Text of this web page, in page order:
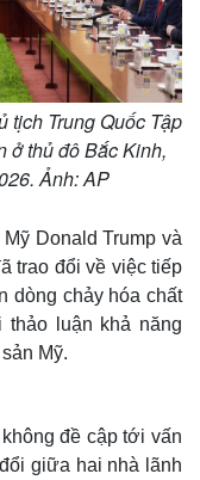
tịch Trung Quốc Tập
ở thủ đô Bắc Kinh,
Ảnh: AP
Donald Trump và
trao đổi về việc tiếp
dòng chảy hóa chất
thảo luận khả năng
Mỹ.
đề cập tới vấn
giữa hai nhà lãnh